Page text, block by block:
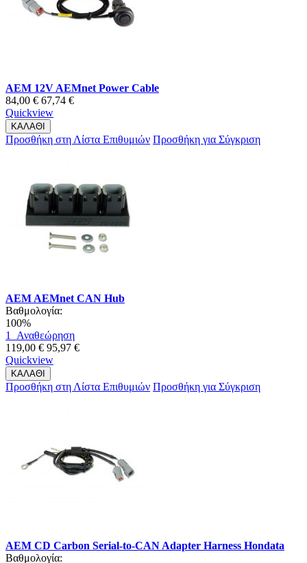
AEM 12V AEMnet Power Cable
84,00 € 67,74 €
Quickview
ΚΑΛΑΘΙ
Προσθήκη στη Λίστα Επιθυμιών Προσθήκη για Σύγκριση
AEM AEMnet CAN Hub
Βαθμολογία:
100%
1 Αναθεώρηση
119,00 € 95,97 €
Quickview
ΚΑΛΑΘΙ
Προσθήκη στη Λίστα Επιθυμιών Προσθήκη για Σύγκριση
AEM CD Carbon Serial-to-CAN Adapter Harness Hondata
Βαθμολογία: